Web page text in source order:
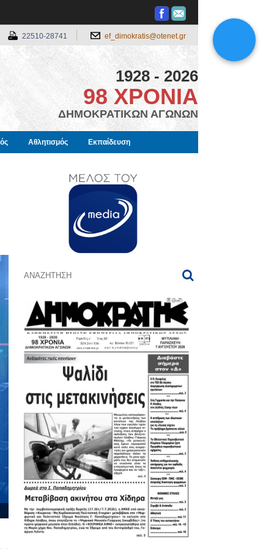
22510-28741 ef_dimokratis@otenet.gr
1928 - 2026
98 ΧΡΟΝΙΑ
ΔΗΜΟΚΡΑΤΙΚΩΝ ΑΓΩΝΩΝ
Αθλητισμός Εκπαίδευση